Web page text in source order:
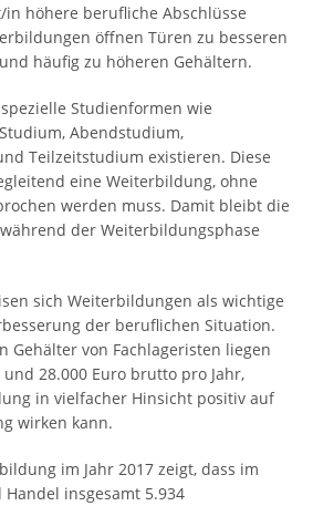
in höhere berufliche Abschlüsse
öffnen Türen zu besseren
häufig zu höheren Gehältern.
Studienformen wie
Abendstudium,
Teilzeitstudium existieren. Diese
eine Weiterbildung, ohne
werden muss. Damit bleibt die
der Weiterbildungsphase
sich Weiterbildungen als wichtige
der beruflichen Situation.
Gehälter von Fachlageristen liegen
28.000 Euro brutto pro Jahr,
in vielfacher Hinsicht positiv auf
wirken kann.
im Jahr 2017 zeigt, dass im
insgesamt 5.934